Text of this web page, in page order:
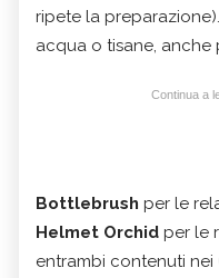
ripete la
acqua o tisane, anche
Continua a
Bottlebrush per le
Helmet Orchid per le
entrambi contenuti nei